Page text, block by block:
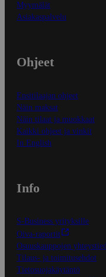
Myymälät
Asiakaspalvelu
Ohjeet
Ensitilaajan ohjeet
Näin maksat
Näin tilaat ja muokkaat
Kaikki ohjeet ja vinkit
In English
Info
S-Business yrityksille
Oiva-raportit
Osuuskauppojen
Tilaus- ja toimitusehdot
Tietosuojakäytäntö